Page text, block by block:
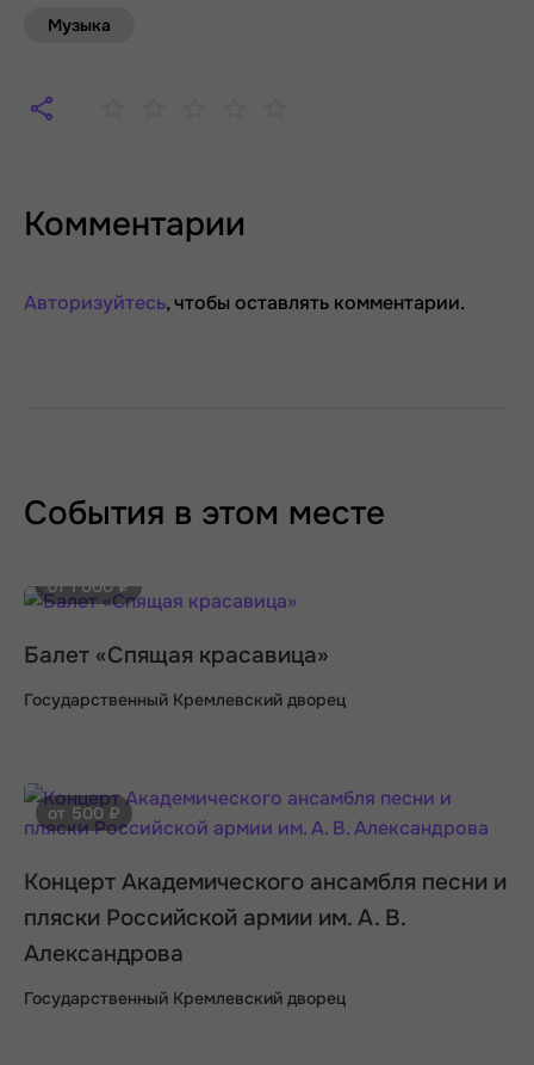
Музыка
Комментарии
Авторизуйтесь, чтобы оставлять комментарии.
События в этом месте
от 1 000 ₽
Балет «Спящая красавица»
Государственный Кремлевский дворец
от 500 ₽
Концерт Академического ансамбля песни и
пляски Российской армии им. А. В.
Александрова
Государственный Кремлевский дворец